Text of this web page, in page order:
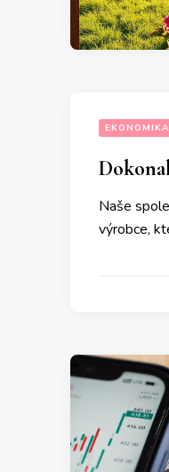
EKONOMIKA
Naše
výrobce,